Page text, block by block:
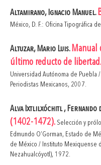
Altamirano, Ignacio Manuel.
México, D. F.: Oficina Tipográfica
Altuzar, Mario Luis.Manual
último reducto de libertad.
Universidad Autónoma de Puebla
Periodistas Mexicanos, 2007.
Alva Ixtlilxóchitl , Fernando
(1402-1472). Selección y
Edmundo O’Gorman, Estado de
de México / Instituto Mexiquense
Nezahualcóyotl), 1972.